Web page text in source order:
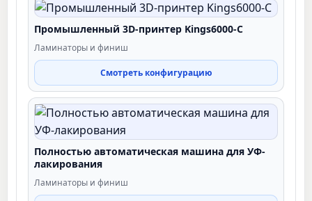
Промышленный 3D-принтер Kings6000-C
Ламинаторы и финиш
Смотреть конфигурацию
Полностью автоматическая машина для УФ-
лакирования
Ламинаторы и финиш